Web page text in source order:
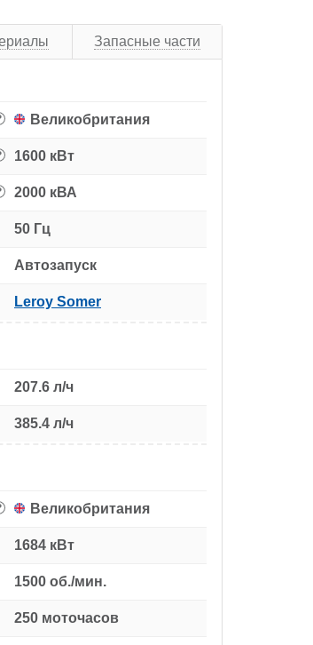
Запасные части
Великобритания
1600 кВт
2000 кВА
50 Гц
Автозапуск
Leroy Somer
207.6 л/ч
385.4 л/ч
Великобритания
1684 кВт
1500 об./мин.
250 моточасов